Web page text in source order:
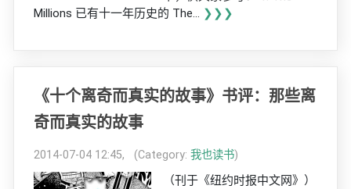
Millions 已有十一年历史的 The... ❯❯❯
《十个离奇而真实的故事》书评：那些离
奇而真实的故事
2014-07-04 12:45, (Category: 我也读书)
（刊于《纽约时报中文网》）